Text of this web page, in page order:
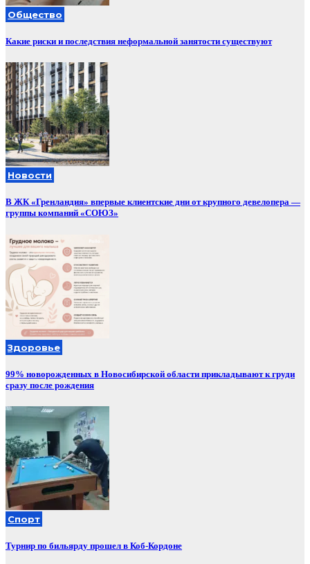
Общество
Какие риски и последствия неформальной занятости существуют
Новости
В ЖК «Гренландия» впервые клиентские дни от крупного девелопера —
группы компаний «СОЮЗ»
Здоровье
99% новорожденных в Новосибирской области прикладывают к груди
сразу после рождения
Спорт
Турнир по бильярду прошел в Коб-Кордоне